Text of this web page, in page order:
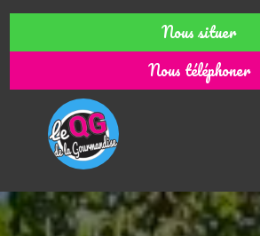
Nous situer
Nous téléphoner